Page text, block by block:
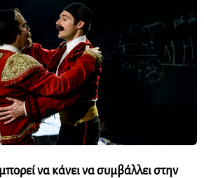
να κάνει να συμβάλλει στην